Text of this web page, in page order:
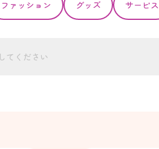
ファッション グッズ サービス